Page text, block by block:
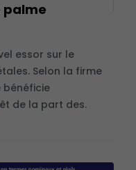
palme
essor sur le
Selon la firme
bénéficie
de la part des.